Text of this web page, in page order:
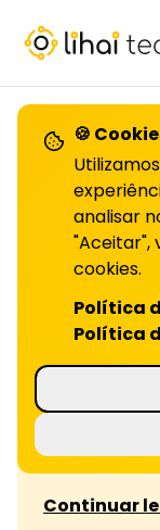
LiHai - Página
IA ajuda a
retenção de
fortalecer
Continuar
🍪
analisar
"Aceitar",
cookies.
Política
Política